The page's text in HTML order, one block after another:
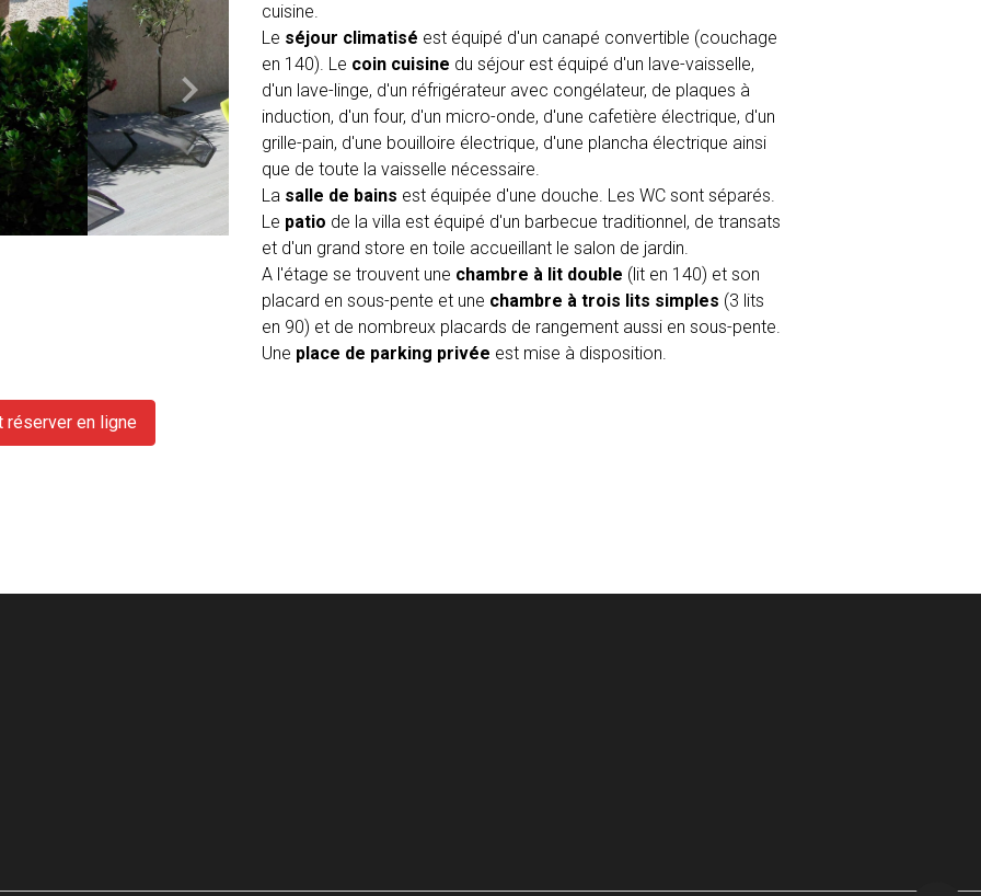
cuisine.
Le séjour climatisé est équipé d'un canapé convertible (couchage
en 140). Le coin cuisine du séjour est équipé d'un lave-vaisselle,
d'un lave-linge, d'un réfrigérateur avec congélateur, de plaques à
induction, d'un four, d'un micro-onde, d'une cafetière électrique, d'un
grille-pain, d'une bouilloire électrique, d'une plancha électrique ainsi
que de toute la vaisselle nécessaire.
La salle de bains est équipée d'une douche. Les WC sont séparés.
Le patio de la villa est équipé d'un barbecue traditionnel, de transats
et d'un grand store en toile accueillant le salon de jardin.
A l'étage se trouvent une chambre à lit double (lit en 140) et son
placard en sous-pente et une chambre à trois lits simples (3 lits
en 90) et de nombreux placards de rangement aussi en sous-pente.
Une place de parking privée est mise à disposition.
en ligne